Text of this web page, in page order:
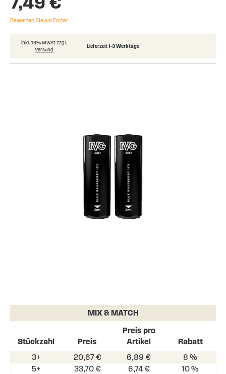
the
the
gallery
Bewerten Sie als Erster
inkl. 19% MwSt zzgl.
Versand
Lieferzeit 1-3 Werktage
MIX & MATCH
Stückzahl Preis
Preis pro
Artikel
Rabatt
3+
20,67 € 6,89 €
8 %
5+
33,70 € 6,74 €
10 %